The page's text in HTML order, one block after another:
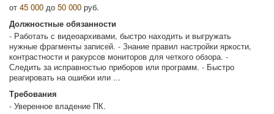
от 45 000 до 50 000 руб.
Должностные обязанности
- Работать с видеоархивами, быстро находить и выгружать
нужные фрагменты записей. - Знание правил настройки яркости,
контрастности и ракурсов мониторов для четкого обзора. -
Следить за исправностью приборов или программ. - Быстро
реагировать на ошибки или ...
Требования
- Уверенное владение ПК.